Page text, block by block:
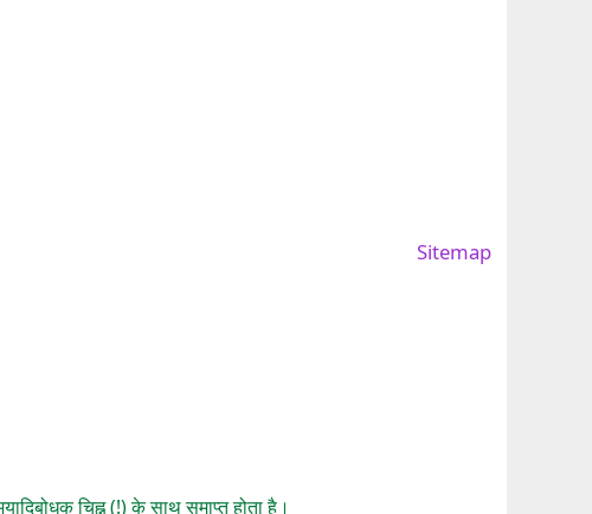
Sitemap
चिह्न (!) के साथ समाप्त होता है।